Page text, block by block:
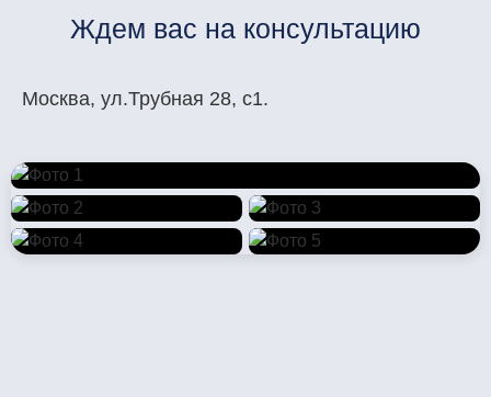
Ждем вас на консультацию
Москва, ул.Трубная 28, с1.